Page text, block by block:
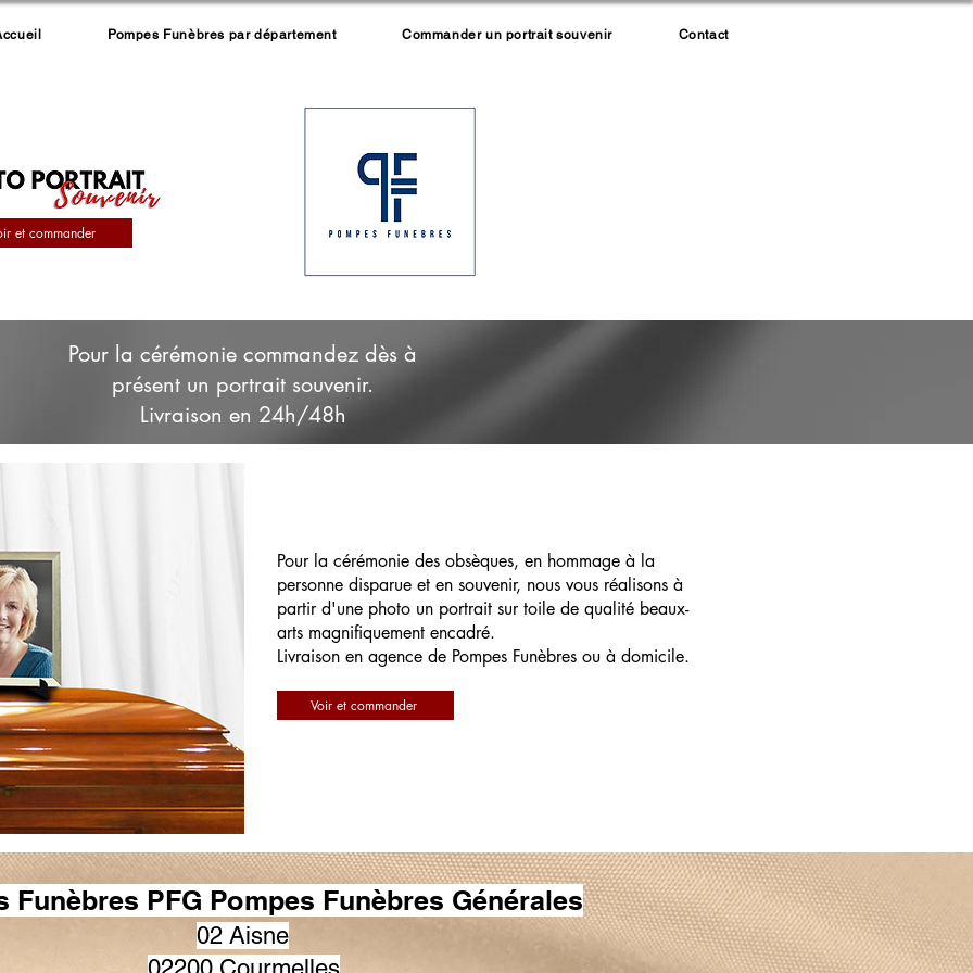
Pompes Funèbres par département Commander un portrait souvenir Contact
et commander
Pour la cérémonie commandez dès à
présent un portrait souvenir.
Livraison en 24h/48h
Pour la cérémonie des obsèques, en hommage à la
personne disparue et en souvenir, nous vous réalisons à
partir d'une photo un portrait sur toile de qualité beaux-
arts magnifiquement encadré.
Livraison en agence de Pompes Funèbres ou à domicile.
Voir et commander
Funèbres PFG Pompes Funèbres Générales
02 Aisne